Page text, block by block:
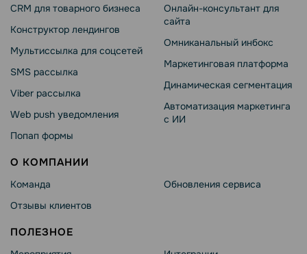
CRM для товарного бизнеса
Конструктор лендингов
Мультиссылка для соцсетей
SMS рассылка
Viber рассылка
Web push уведомления
Попап формы
Онлайн-консультант для
сайта
Омниканальный инбокс
Маркетинговая платформа
Динамическая сегментация
Автоматизация маркетинга
с ИИ
О КОМПАНИИ
Команда
Отзывы клиентов
Обновления сервиса
ПОЛЕЗНОЕ